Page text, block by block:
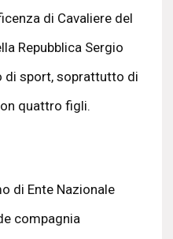
di Cavaliere del
Repubblica Sergio
di sport, soprattutto di
quattro figli.
di Ente Nazionale
compagnia